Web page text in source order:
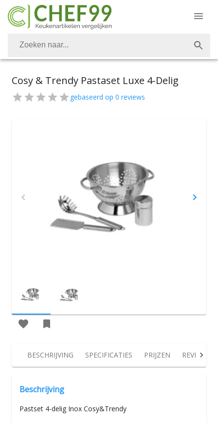
Cosy & Trendy Pastaset Luxe 4-Delig
gebaseerd op 0 reviews
BESCHRIJVING SPECIFICATIES PRIJZEN REVIEWS
Beschrijving
Pastset 4-delig Inox Cosy&Trendy